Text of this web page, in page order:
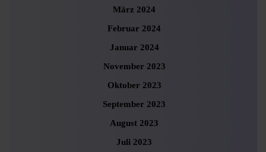
März 2024
Februar 2024
Januar 2024
November 2023
Oktober 2023
September 2023
August 2023
Juli 2023